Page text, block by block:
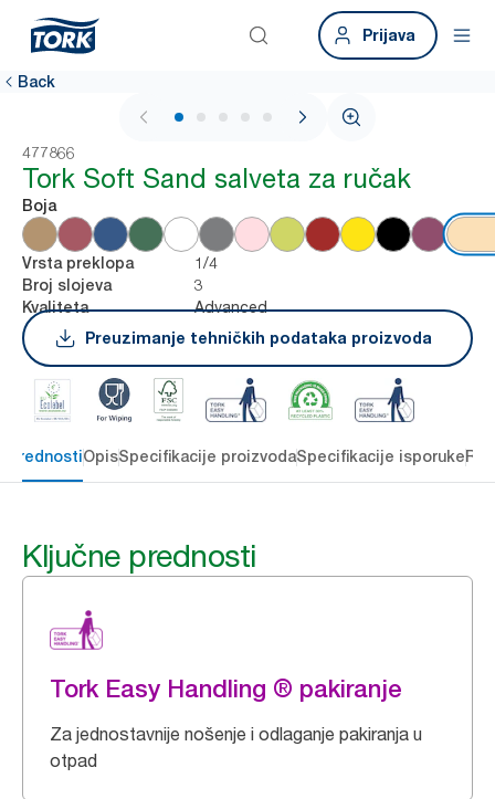
Prijava
Back
1 / 5
477866
Tork Soft Sand salveta za ručak
Boja
Vrsta preklopa 1/4
Broj slojeva 3
Kvaliteta
Advanced
Preuzimanje tehničkih podataka proizvoda
prednostiOpisSpecifikacije proizvodaSpecifikacije isporuke
Ključne prednosti
Tork Easy Handling ® pakiranje
Za jednostavnije nošenje i odlaganje pakiranja u
otpad